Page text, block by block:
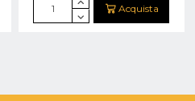
Acquista